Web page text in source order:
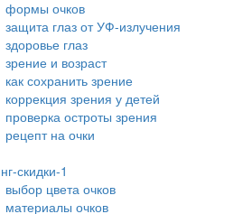
формы очков
защита глаз от УФ-излучения
здоровье глаз
зрение и возраст
как сохранить зрение
коррекция зрения у детей
проверка остроты зрения
рецепт на очки
скидки-1
выбор цвета очков
материалы очков